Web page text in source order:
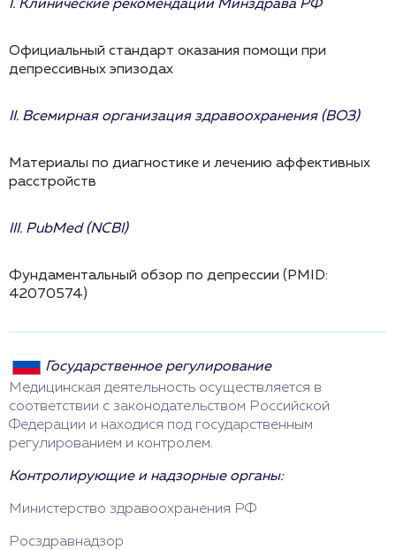
I. Клинические рекомендации Минздрава РФ
Официальный стандарт оказания помощи при
депрессивных эпизодах
II. Всемирная организация здравоохранения (ВОЗ)
Материалы по диагностике и лечению аффективных
расстройств
III. PubMed (NCBI)
Фундаментальный обзор по депрессии (PMID:
42070574)
Государственное регулирование
Медицинская деятельность осуществляется в
соответствии с законодательством Российской
Федерации и находися под государственным
регулированием и контролем.
Контролирующие и надзорные органы:
Министерство здравоохранения РФ
Росздравнадзор